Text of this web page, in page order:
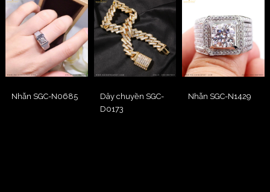
Nhẫn SGC-N0685
Dây chuyền SGC-
D0173
Nhẫn SGC-N1429